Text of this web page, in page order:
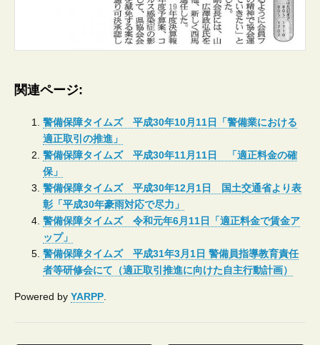
関連ページ:
警備保障タイムズ 平成30年10月11日「警備業における
適正取引の推進」
警備保障タイムズ 平成30年11月11日 「適正料金の確
保」
警備保障タイムズ 平成30年12月1日 国土交通省より表
彰「平成30年豪雨対応で尽力」
警備保障タイムズ 令和元年6月11日「適正料金で賃金ア
ップ」
警備保障タイムズ 平成31年3月1日 警備員指導教育責任
者等研修会にて（適正取引推進に向けた自主行動計画）
Powered by YARPP